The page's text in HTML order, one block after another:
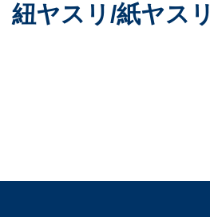
紐ヤスリ/紙ヤスリ